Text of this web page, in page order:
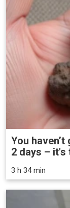
You
2 days –
3 h 34 min